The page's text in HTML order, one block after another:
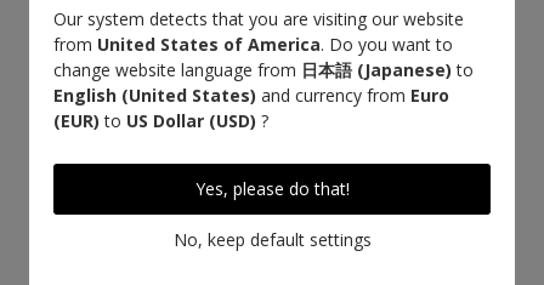
Our system detects that you are visiting our website
from United States of America. Do you want to
change website language from 日本語 (Japanese) to
English (United States) and currency from Euro
(EUR) to US Dollar (USD) ?
Yes, please do that!
No, keep default settings